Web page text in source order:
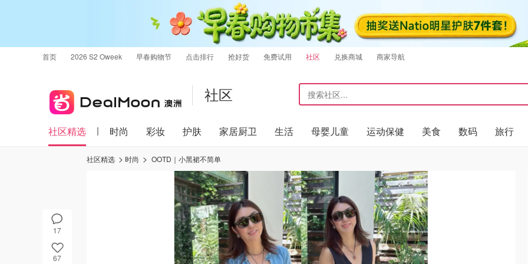
首页 2026 S2 Oweek 早春购物节 点击排行 抢好货 免费试用 社区 兑换商城 商家导航
社区
社区精选 时尚 彩妆 护肤 家居厨卫 生活 母婴儿童 运动保健 美食 数码 旅行
17
67
社区精选 时尚 OOTD｜小黑裙不简单